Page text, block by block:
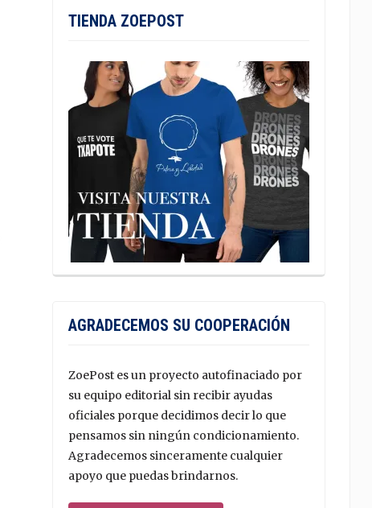
TIENDA ZOEPOST
AGRADECEMOS SU COOPERACIÓN
ZoePost es un proyecto autofinaciado por
su equipo editorial sin recibir ayudas
oficiales porque decidimos decir lo que
pensamos sin ningún condicionamiento.
Agradecemos sinceramente cualquier
apoyo que puedas brindarnos.